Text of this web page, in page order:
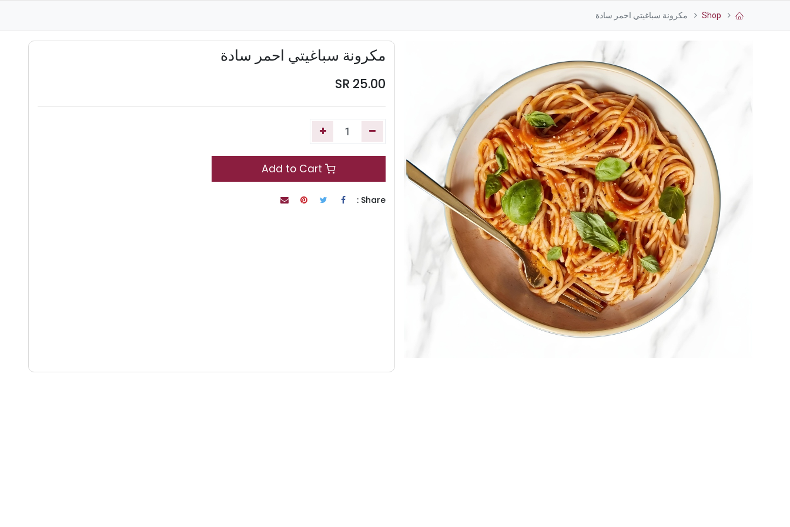
Shop مكرونة سباغيتي احمر سادة
مكرونة سباغيتي احمر سادة
25.00
Share :